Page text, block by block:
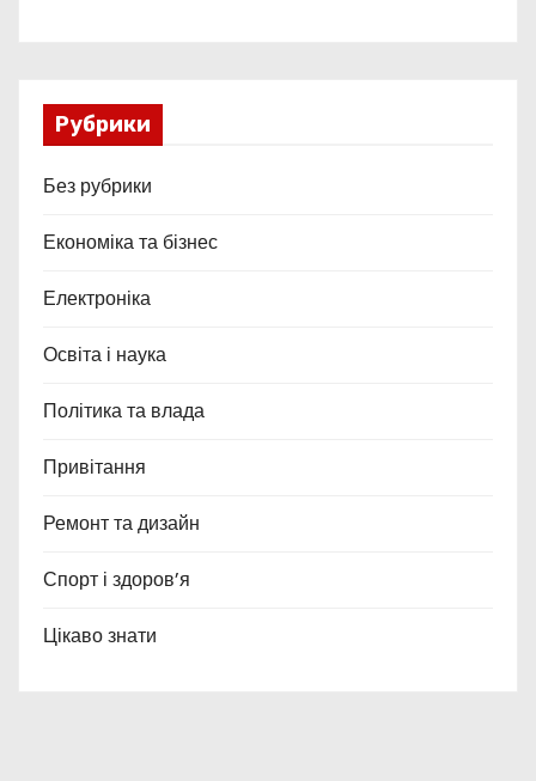
Рубрики
Без рубрики
Економіка та бізнес
Електроніка
Освіта і наука
Політика та влада
Привітання
Ремонт та дизайн
Спорт і здоров’я
Цікаво знати